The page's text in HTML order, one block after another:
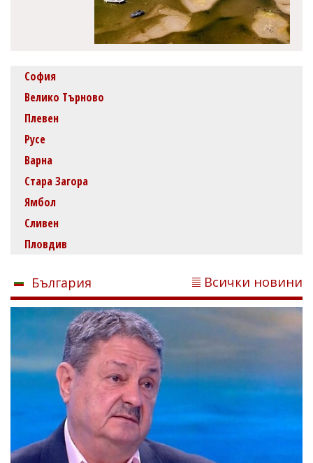
София
Велико Търново
Плевен
Русе
Варна
Стара Загора
Ямбол
Сливен
Пловдив
България Всички новини